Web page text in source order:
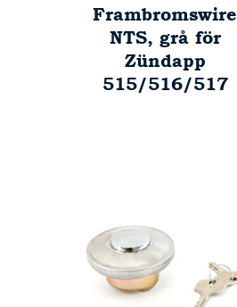
Frambromswire
NTS, grå för
Zündapp
515/516/517